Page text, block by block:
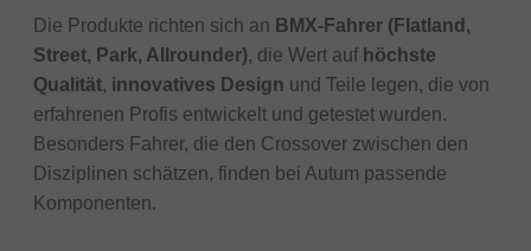
Die Produkte richten sich an BMX-Fahrer (Flatland,
Street, Park, Allrounder), die Wert auf höchste
Qualität, innovatives Design und Teile legen, die von
erfahrenen Profis entwickelt und getestet wurden.
Besonders Fahrer, die den Crossover zwischen den
Disziplinen schätzen, finden bei Autum passende
Komponenten.